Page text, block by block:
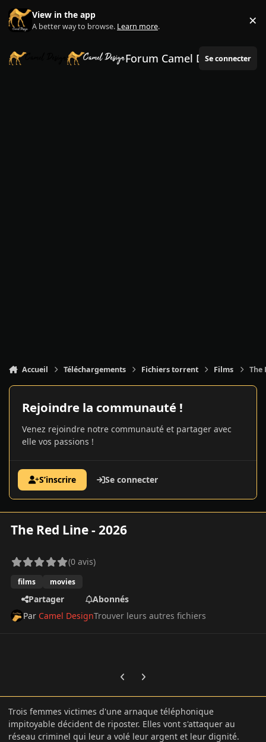
Aller au contenu
View in the app
A better way to browse. Learn more. ×
Forum Camel Design
Se connecter
Accueil Téléchargements Fichiers torrent Films The
Rejoindre la communauté !
Venez rejoindre notre communauté et partager avec
elle vos passions !
S’inscrire Se connecter
The Red Line - 2026
(0 avis)
films movies
Partager
Abonnés
Par Camel DesignTrouver leurs autres fichiers
Previous carousel slide
Next carousel slide
Trois femmes victimes d'une arnaque téléphonique
impitoyable décident de riposter. Elles vont s'attaquer au
réseau criminel qui leur a volé leur argent et leur dignité.